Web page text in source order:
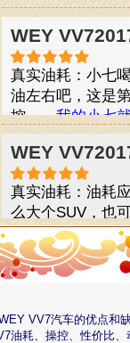
了估计还能更低
还是外观，然后
很有面子。
WEY
真实油耗：小七
油左右吧，这是
控。，我的小七
一码，性价比还
家比较比较。
WEY
真实油耗：油耗
么大个SUV，也
时尚的车型，外
有很多紧跟时尚
亮的外观还是占
WEY
油，实测平均11
VV7汽车的优点和
油耗、操控、性价比